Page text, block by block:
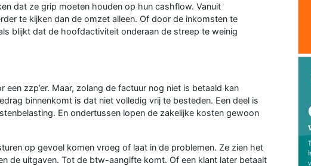
dat ze grip moeten houden op hun cashflow. Vanuit
te kijken dan de omzet alleen. Of door de inkomsten te
blijkt dat de hoofdactiviteit onderaan de streep te weinig
zzp’er. Maar, zolang de factuur nog niet is betaald kan
binnenkomt is dat niet volledig vrij te besteden. Een deel is
En ondertussen lopen de zakelijke kosten gewoon
op gevoel komen vroeg of laat in de problemen. Ze zien het
de uitgaven. Tot de btw-aangifte komt. Of een klant later betaalt